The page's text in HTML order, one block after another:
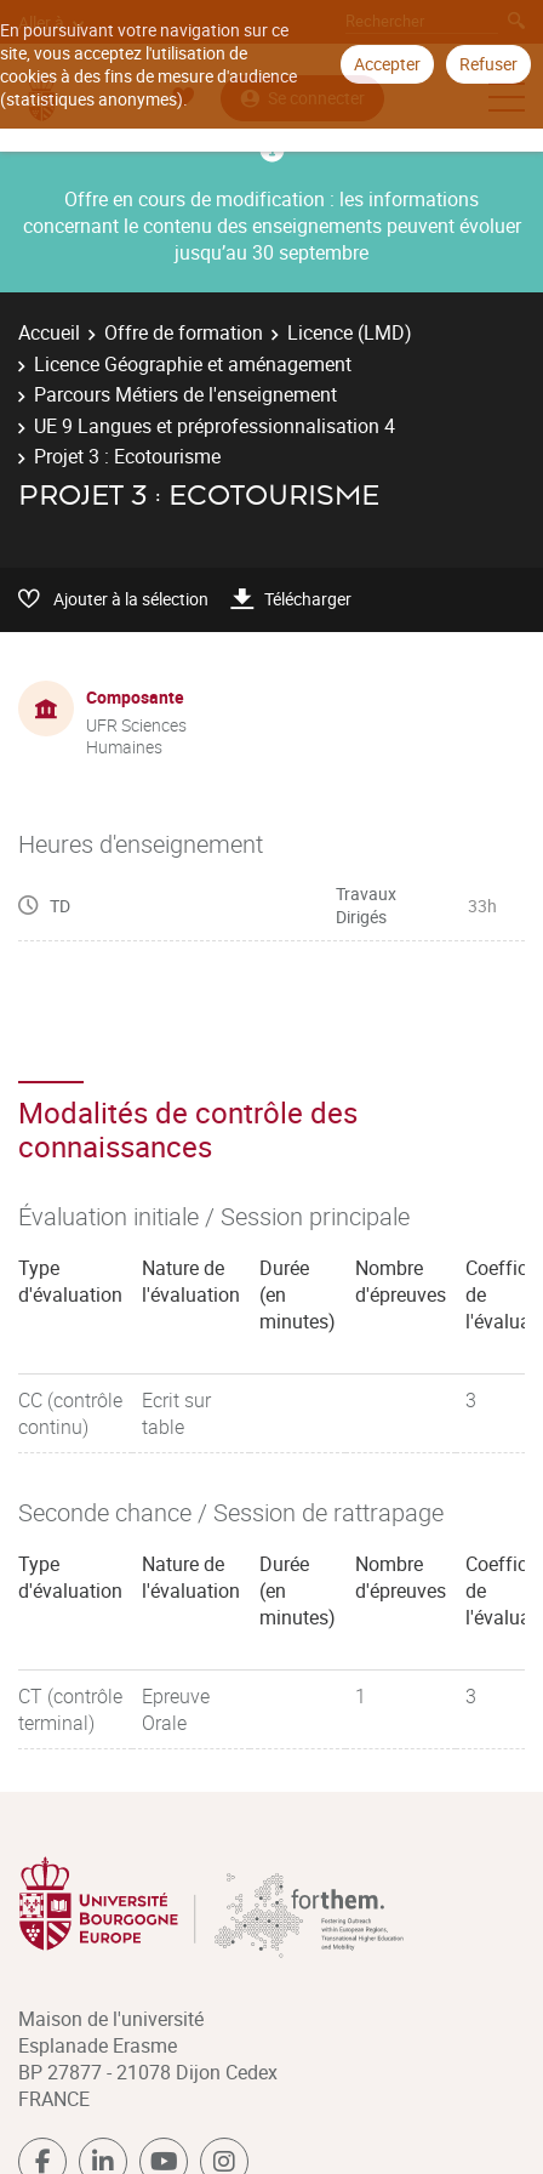
En poursuivant votre navigation sur ce
site, vous acceptez l'utilisation de
cookies à des fins de mesure d'audience
(statistiques anonymes).
Accepter Refuser
Aller à
Se connecter
Offre en cours de modification : les informations
concernant le contenu des enseignements peuvent évoluer
jusqu’au 30 septembre
Accueil Offre de formation
Licence (LMD)
Licence Géographie et aménagement
Parcours Métiers de l'enseignement
UE 9 Langues et préprofessionnalisation 4
Projet 3 : Ecotourisme
PROJET 3 : ECOTOURISME
Ajouter à la sélection Télécharger
Composante
UFR Sciences
Humaines
Heures d'enseignement
TD
Travaux
Dirigés
33h
Modalités de contrôle des
connaissances
Évaluation initiale / Session principale
Type
d'évaluation
Nature de
l'évaluation
Durée
(en
minutes)
Nombre
d'épreuves
de
CC (contrôle
continu)
Ecrit sur
table
3
Seconde chance / Session de rattrapage
Type
d'évaluation
Nature de
l'évaluation
Durée
(en
minutes)
Nombre
d'épreuves
de
CT (contrôle
terminal)
Epreuve
Orale
1 3
Maison de l'université
Esplanade Erasme
BP 27877 - 21078 Dijon Cedex
FRANCE